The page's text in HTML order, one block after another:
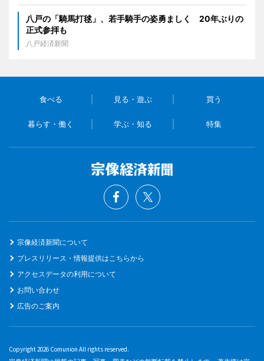
八戸の「騎馬打毬」、若手騎手の姿勇ましく 20年ぶりの
正式参拝も
八戸経済新聞
食べる 見る・遊ぶ 買う
暮らす・働く 学ぶ・知る 特集
宗像経済新聞について
プレスリリース・情報提供はこちらから
アクセスデータの利用について
お問い合わせ
広告のご案内
Copyright 2026 Comunion All rights reserved.